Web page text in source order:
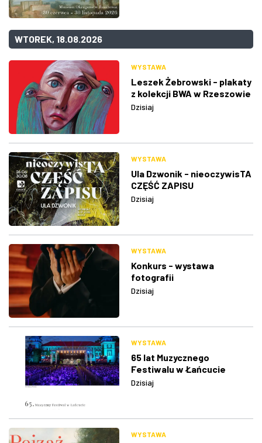
WTOREK, 18.08.2026
WYSTAWA
Leszek Żebrowski - plakaty
z kolekcji BWA w Rzeszowie
Dzisiaj
WYSTAWA
Ula Dzwonik - nieoczywisTA
CZĘŚĆ ZAPISU
Dzisiaj
WYSTAWA
Konkurs - wystawa
fotografii
Dzisiaj
WYSTAWA
65 lat Muzycznego
Festiwalu w Łańcucie
Dzisiaj
WYSTAWA